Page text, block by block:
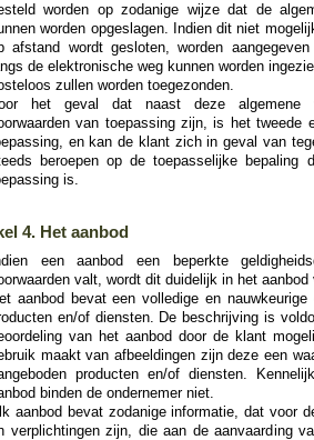
worden op zodanige wijze dat de
worden opgeslagen. Indien dit niet
afstand wordt gesloten, worden
de elektronische weg kunnen worden
zullen worden toegezonden.
het geval dat naast deze algemene
van toepassing zijn, is het tweede
en kan de klant zich in geval van
beroepen op de toepasselijke
is.
4. Het aanbod
een aanbod een beperkte
valt, wordt dit duidelijk in het aanbod
aanbod bevat een volledige en
en/of diensten. De beschrijving is
van het aanbod door de klant
maakt van afbeeldingen zijn deze een
producten en/of diensten.
binden de ondernemer niet.
aanbod bevat zodanige informatie, dat voor
verplichtingen zijn, die aan de aanvaarding